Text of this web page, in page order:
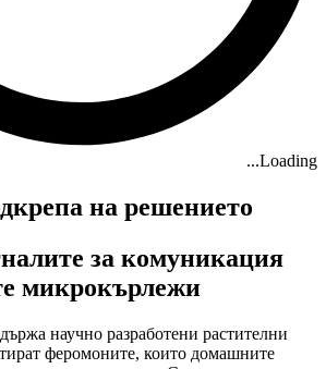
Loading...
на решението
за комуникация
микрокърлежи
научно разработени растителни
феромоните, които домашните